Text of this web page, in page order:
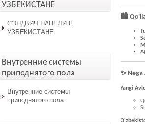
УЗБЕКИСТАНЕ
СЭНДВИЧ-ПАНЕЛИ В
УЗБЕКИСТАНЕ
Внутренние системы
приподнятого пола
Внутренние системы
приподнятого пола
🏙️
✨
Yangi